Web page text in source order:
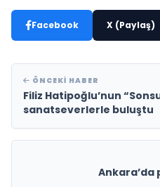
Facebook X (Paylaş)
ÖNCEKI HABER
Filiz Hatipoğlu’nun
sanatseverlerle buluştu
Ankara’da